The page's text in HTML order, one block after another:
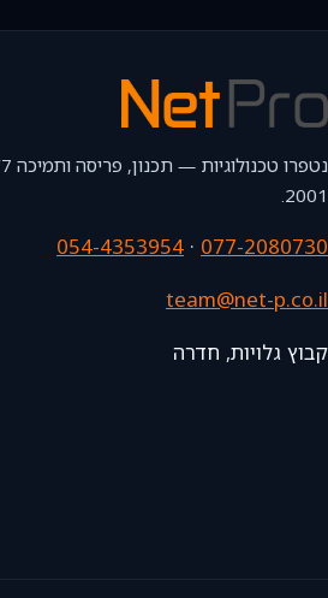
2001.
077-2080730
·
054-4353954
team@net-p.co.il
קבוץ גלויות, חדרה